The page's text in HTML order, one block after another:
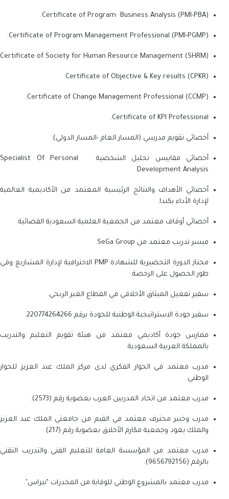
Certificate of Program Business Analysis (PMI-PBA).
Certificate of Program Management Professional (PMI-PGMP).
Certificate of Society for Human Resource Management (SHRM)
Certificate of Objective & Key results (CPKR)
Certificate of Change Management Professional (CCMP).
Certificate of KPI Professional.
أخصائي تقويم مدرسي (المسار العام -المسار الدولي).
أخصائي مقاييس تحليل الشخصية Specialist Of Personal
Development Analysis
أخصائي الأهداف والنتائج الرئيسية المعتمد من الأكاديمية العالمية
لإدارة الأداء بكندا.
أخصائي أوقاف معتمد من الجمعية العلمية السعودية القضائية.
ميسر تدريب معتمد من SeGa Group.
مجتاز الدورة التحضيرية للشهادة PMP الاحترافية لإدارة المشاريع وفي
طور الحصول على الرخصة.
سفير تفعيل الميثاق الأخلاقي في القطاع الغير الربحي.
سفير جودة الاستراتيجية الوطنية للجودة برقم 220774264266.
ممارس جودة أكاديمي معتمد من هيئة تقويم التعليم والتدريب
بالمملكة العربية السعودية.
مدرب معتمد في الحوار الفكري لدى مركز الملك عبد العزيز للحوار
الوطني.
مدرب معتمد من اتحاد المدربين العرب بعضوية رقم (2573).
مدرب وخبير محترف معتمد في القيم من جامعتي الملك عبد العزيز
والملك يعود وجمعية مكارم الأخلاق بعضوية رقم (217).
مدرب معتمد من المؤسسة العامة للتعليم الفني والتدريب التقني
بالرقم (9656792156).
مدرب معتمد بالمشروع الوطني للوقاية من المخدرات "نبراس".